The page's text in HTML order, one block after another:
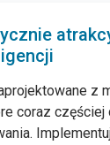
z
coraz częściej